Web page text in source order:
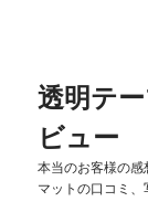
透明テ
ビュー
本当のお客様の
マットの口コミ、